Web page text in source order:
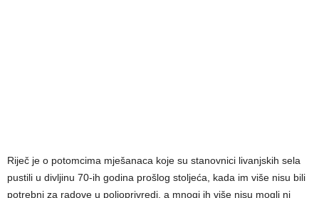
Riječ je o potomcima mješanaca koje su stanovnici livanjskih sela
pustili u divljinu 70-ih godina prošlog stoljeća, kada im više nisu bili
potrebni za radove u poljoprivredi, a mnogi ih više nisu mogli ni